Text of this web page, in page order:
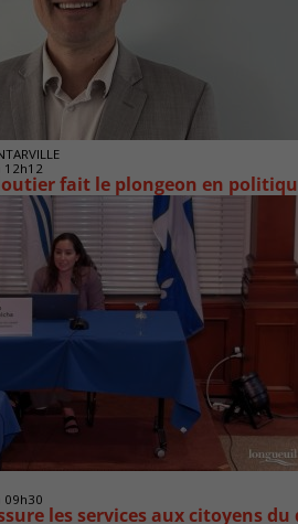
12h12
fait le plongeon en
09h30
les services aux citoyens